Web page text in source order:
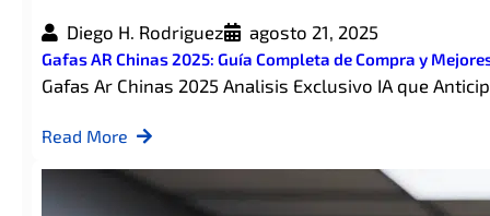
Diego H. Rodriguez agosto 21, 2025
Gafas AR Chinas 2025: Guía Completa de Compra y
Gafas Ar Chinas 2025 Analisis Exclusivo IA que
Read More